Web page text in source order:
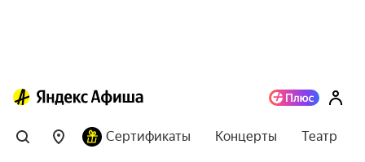
Сертификаты Концерты Театр